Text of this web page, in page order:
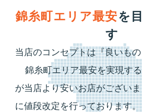
錦糸町エリア最安を
す
当店のコンセプトは『良いもの
錦糸町エリア最安を実現する
が当店より安いお店がござい
に値段改定を行っております。